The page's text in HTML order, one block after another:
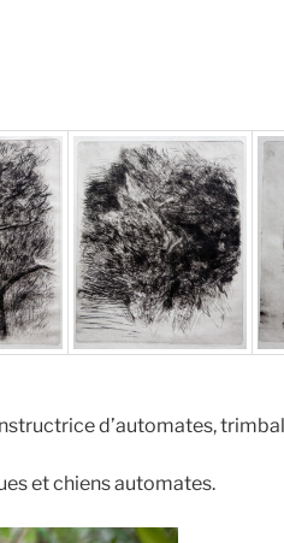
d’automates,
et chiens automates.